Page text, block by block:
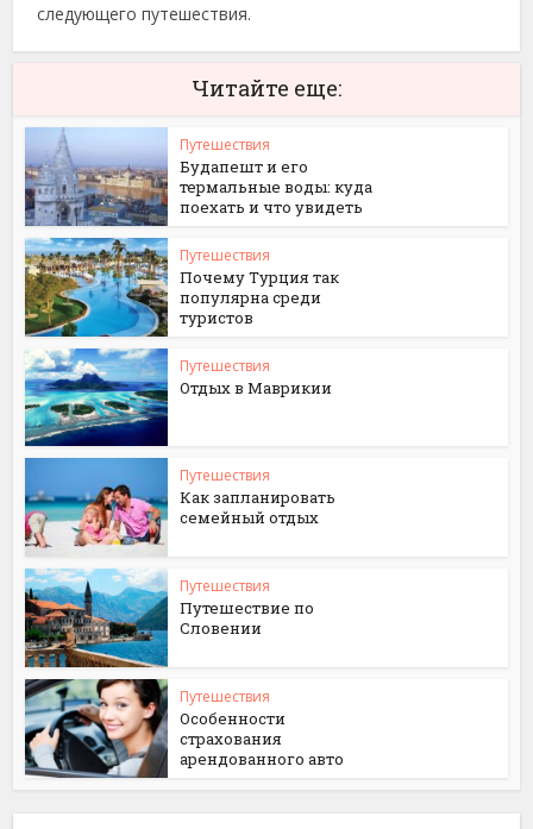
следующего путешествия.
Читайте еще:
Путешествия
Будапешт и его
термальные воды: куда
поехать и что увидеть
Путешествия
Почему Турция так
популярна среди
туристов
Путешествия
Отдых в Маврикии
Путешествия
Как запланировать
семейный отдых
Путешествия
Путешествие по
Словении
Путешествия
Особенности
страхования
арендованного авто